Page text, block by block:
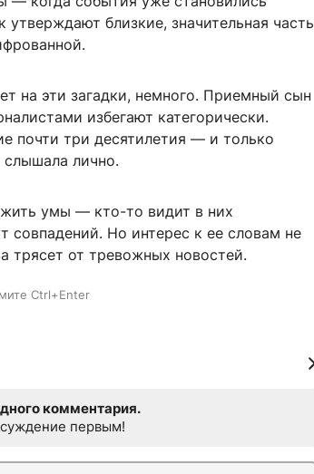
близкие, значительная часть
на эти загадки, немного. Приемный сын
избегают категорически.
почти три десятилетия — и только
слышала лично.
умы — кто-то видит в них
совпадений. Но интерес к ее словам не
трясет от тревожных новостей.
Ctrl+Enter
комментария.
первым!